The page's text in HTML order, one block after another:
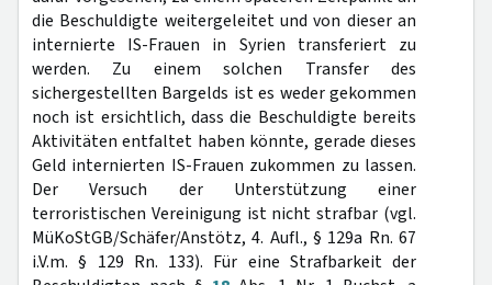
die Beschuldigte weitergeleitet und von dieser an
internierte IS-Frauen in Syrien transferiert zu
werden. Zu einem solchen Transfer des
sichergestellten Bargelds ist es weder gekommen
noch ist ersichtlich, dass die Beschuldigte bereits
Aktivitäten entfaltet haben könnte, gerade dieses
Geld internierten IS-Frauen zukommen zu lassen.
Der Versuch der Unterstützung einer
terroristischen Vereinigung ist nicht strafbar (vgl.
MüKoStGB/Schäfer/Anstötz, 4. Aufl., § 129a Rn. 67
i.V.m. § 129 Rn. 133). Für eine Strafbarkeit der